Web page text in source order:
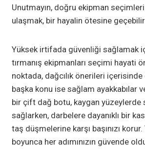
Unutmayın, doğru ekipman
ulaşmak, bir hayalin ötesine
Yüksek irtifada güvenliği sağlamak
tırmanış ekipmanları seçimi hayati
noktada, dağcılık önerileri içerisinde
başka konu ise sağlam ayakkabılar
bir çift dağ botu, kaygan yüzeylerde
sağlarken, darbelere dayanıklı bir
taş düşmelerine karşı başınızı korur.
boyunca her adımınızın güvende